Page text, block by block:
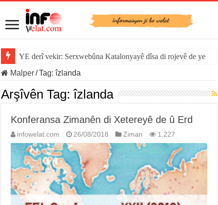
YE derî vekir: Serxwebûna Katalonyayê dîsa di rojevê de ye
Malper/Tag:îzlanda
Arşîvên Tag:îzlanda
Konferansa Zimanên di Xetereyê de û Erd
infowelat.com 26/08/2018 Ziman 1,227